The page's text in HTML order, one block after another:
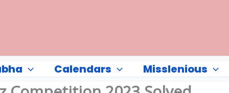
Calendars Misslenious